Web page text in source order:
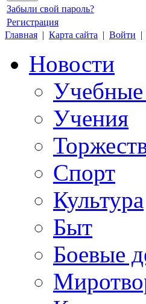
Забыли свой пароль?
Регистрация
Главная | Карта сайта | Войти |
Новости
Учебные
Учения
Спорт
Культура
Быт
Боевые